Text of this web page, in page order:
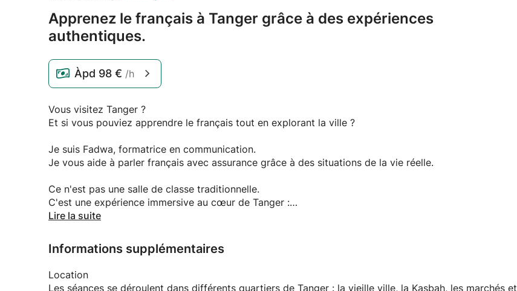
Apprenez le français à Tanger grâce à des expériences
authentiques.
Àpd 98 € /h
Vous visitez Tanger ?
Et si vous pouviez apprendre le français tout en explorant la ville ?
Je suis Fadwa, formatrice en communication.
Je vous aide à parler français avec assurance grâce à des situations de la vie réelle.
Ce n'est pas une salle de classe traditionnelle.
C'est une expérience immersive au cœur de Tanger :
Pratiquez le français dans les cafés, les marchés et les rues.
Découvrez la vieille ville, la Kasbah et la culture locale.
Gagnez en confiance à l'oral dès le premier jour
Idéal pour les voyageurs, les expatriés et les débutants.
Une personne seule ou un petit groupe (2-3 personnes)
Lire la suite
Informations supplémentaires
Location
Les séances se déroulent dans différents quartiers de Tanger : la vieille ville, la Kasbah, les marchés et